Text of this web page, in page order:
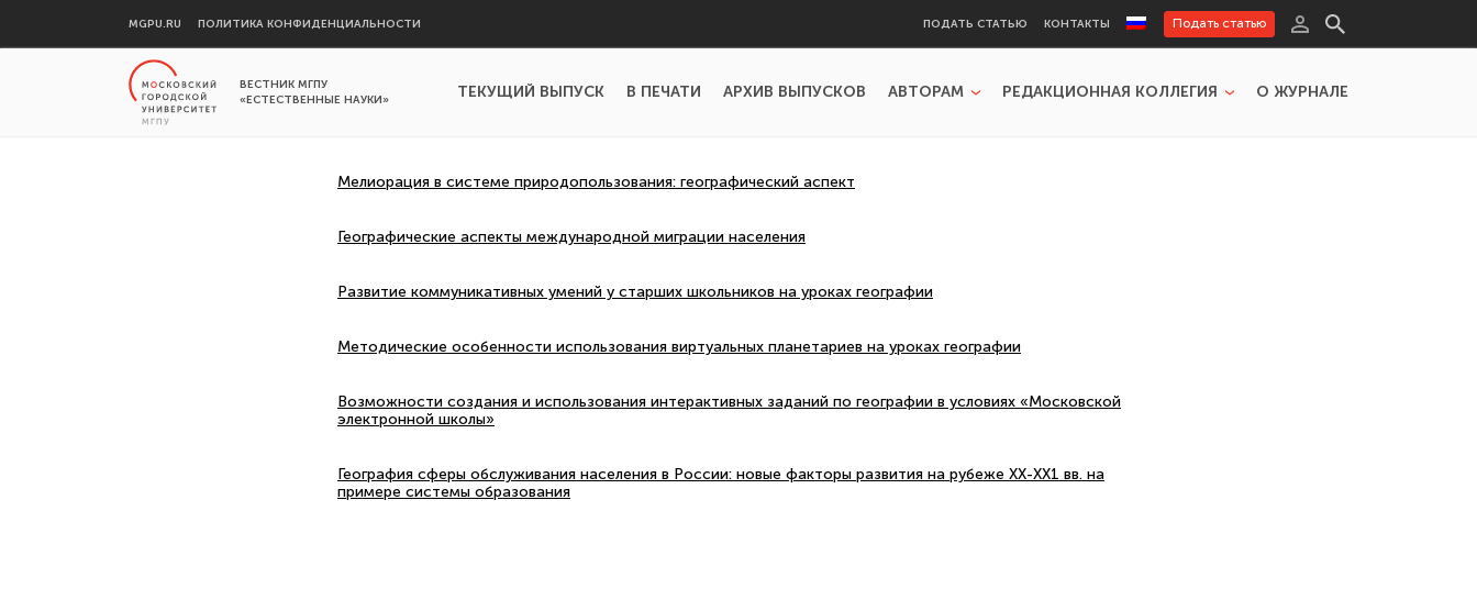
MGPU.RU ПОЛИТИКА КОНФИДЕНЦИАЛЬНОСТИ ПОДАТЬ СТАТЬЮ КОНТАКТЫ Подать статью
ВЕСТНИК МГПУ
«ЕСТЕСТВЕННЫЕ НАУКИ»
ТЕКУЩИЙ ВЫПУСК В ПЕЧАТИ АРХИВ ВЫПУСКОВ АВТОРАМ РЕДАКЦИОННАЯ КОЛЛЕГИЯ О ЖУРНАЛЕ
Мелиорация в системе природопользования: географический аспект
Географические аспекты международной миграции населения
Развитие коммуникативных умений у старших школьников на уроках географии
Методические особенности использования виртуальных планетариев на уроках географии
Возможности создания и использования интерактивных заданий по географии в условиях «Московской
электронной школы»
География сферы обслуживания населения в России: новые факторы развития на рубеже ХХ-ХХ1 вв. на
примере системы образования